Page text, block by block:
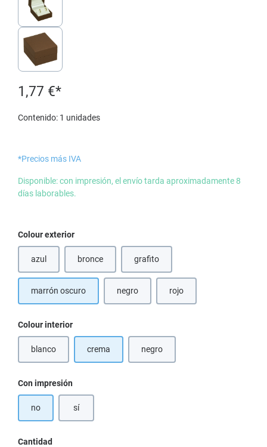
1,77 €*
Contenido: 1 unidades
*Precios más IVA
Disponible: con impresión, el envío tarda aproximadamente 8
días laborables.
Seleccione
Colour exterior
azul(Esta opción no está disponible en este momento.)
bronce(Esta opción no está disponible en este momento.)
grafito(Esta opción no está disponible en
marrón oscuro negro(Esta opción no está disponible en este
rojo(Esta opción no está
Seleccione
Colour interior
blanco(Esta opción no está disponible en este momento.)
crema negro(Esta opción no está disponible en
Seleccione
Con impresión
no sí
Cantidad